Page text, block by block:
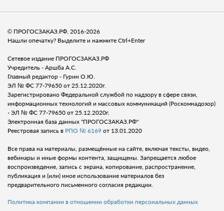
© ПРОГОСЗАКАЗ.РФ, 2016-2026
Нашли опечатку? Выделите и нажмите Ctrl+Enter
Сетевое издание ПРОГОСЗАКАЗ.РФ
Учредитель - Аршба А.С.
Главный редактор - Гурин О.Ю.
ЭЛ № ФС 77-79650 от 25.12.2020г.
Зарегистрировано Федеральной службой по надзору в сфере связи,
информационных технологий и массовых коммуникаций (Роскомнадозор)
- ЭЛ № ФС 77-79650 от 25.12.2020г.
Электронная база данных "ПРОГОСЗАКАЗ.РФ"
Реестровая запись в РПО № 6169 от 13.01.2020
Все права на материалы, размещённые на сайте, включая тексты, видео,
вебинары и иные формы контента, защищены. Запрещается любое
воспроизведение, запись с экрана, копирование, распространение,
публикация и (или) иное использование материалов без
предварительного письменного согласия редакции.
Политика компании в отношении обработки персональных данных